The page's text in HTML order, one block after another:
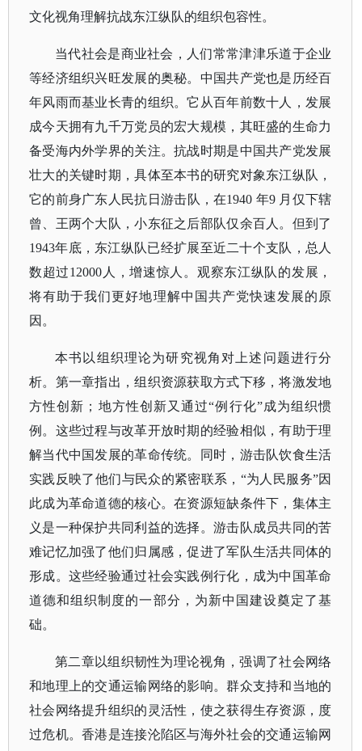
文化视角理解抗战东江纵队的组织包容性。
当代社会是商业社会，人们常常津津乐道于企业
等经济组织兴旺发展的奥秘。中国共产党也是历经百
年风雨而基业长青的组织。它从百年前数十人，发展
成今天拥有九千万党员的宏大规模，其旺盛的生命力
备受海内外学界的关注。抗战时期是中国共产党发展
壮大的关键时期，具体至本书的研究对象东江纵队，
它的前身广东人民抗日游击队，在1940 年9 月仅下辖
曾、王两个大队，小东征之后部队仅余百人。但到了
1943年底，东江纵队已经扩展至近二十个支队，总人
数超过12000人，增速惊人。观察东江纵队的发展，
将有助于我们更好地理解中国共产党快速发展的原
因。
本书以组织理论为研究视角对上述问题进行分
析。第一章指出，组织资源获取方式下移，将激发地
方性创新；地方性创新又通过“例行化”成为组织惯
例。这些过程与改革开放时期的经验相似，有助于理
解当代中国发展的革命传统。同时，游击队饮食生活
实践反映了他们与民众的紧密联系，“为人民服务”因
此成为革命道德的核心。在资源短缺条件下，集体主
义是一种保护共同利益的选择。游击队成员共同的苦
难记忆加强了他们归属感，促进了军队生活共同体的
形成。这些经验通过社会实践例行化，成为中国革命
道德和组织制度的一部分，为新中国建设奠定了基
础。
第二章以组织韧性为理论视角，强调了社会网络
和地理上的交通运输网络的影响。群众支持和当地的
社会网络提升组织的灵活性，使之获得生存资源，度
过危机。香港是连接沦陷区与海外社会的交通运输网